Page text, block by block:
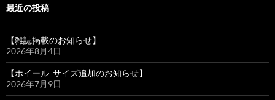
最近の投稿
【雑誌掲載のお知らせ】
2026年8月4日
【ホイール_サイズ追加のお知らせ】
2026年7月9日